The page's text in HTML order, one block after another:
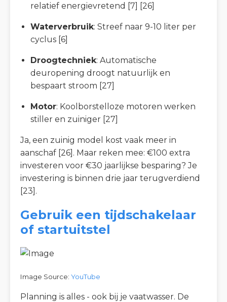
relatief energievretend [7] [26]
Waterverbruik: Streef naar 9-10 liter per
cyclus [6]
Droogtechniek: Automatische
deuropening droogt natuurlijk en
bespaart stroom [27]
Motor: Koolborstelloze motoren werken
stiller en zuiniger [27]
Ja, een zuinig model kost vaak meer in
aanschaf [26]. Maar reken mee: €100 extra
investeren voor €30 jaarlijkse besparing? Je
investering is binnen drie jaar terugverdiend
[23].
Gebruik een tijdschakelaar
of startuitstel
Image Source: YouTube
Planning is alles - ook bij je vaatwasser. De